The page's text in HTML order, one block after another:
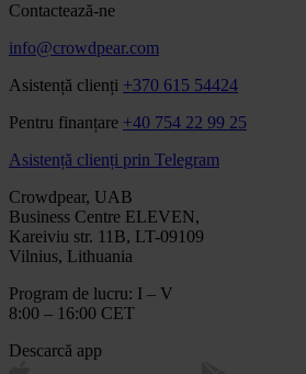
Contactează-ne
info@crowdpear.com
Asistență clienți +370 615 54424
Pentru finanțare +40 754 22 99 25
Asistență clienți prin Telegram
Crowdpear, UAB
Business Centre ELEVEN,
Kareiviu str. 11B, LT-09109
Vilnius, Lithuania
Program de lucru: I – V
8:00 – 16:00 CET
Descarcă app